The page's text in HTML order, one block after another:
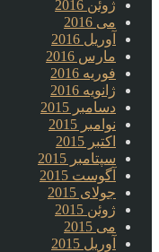
ژوئن 2016
می 2016
آوریل 2016
مارس 2016
فوریه 2016
ژانویه 2016
دسامبر 2015
نوامبر 2015
اکتبر 2015
سپتامبر 2015
آگوست 2015
جولای 2015
ژوئن 2015
می 2015
آوریل 2015